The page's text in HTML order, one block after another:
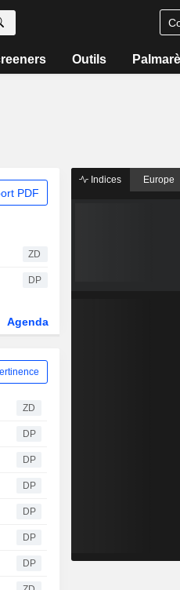
Outils
PDF
ZD
DP
Agenda
ZD
DP
DP
DP
DP
DP
DP
Indices Europe